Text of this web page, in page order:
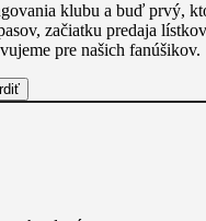
klubu a buď prvý,
začiatku predaja
pre našich fanúšikov.